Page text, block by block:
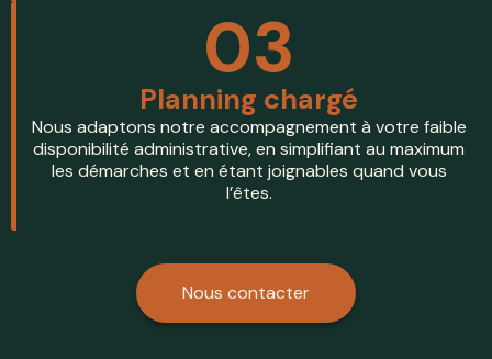
03
Planning chargé
Nous adaptons notre accompagnement à votre faible
disponibilité administrative, en simplifiant au maximum
les démarches et en étant joignables quand vous
l’êtes.
Nous contacter